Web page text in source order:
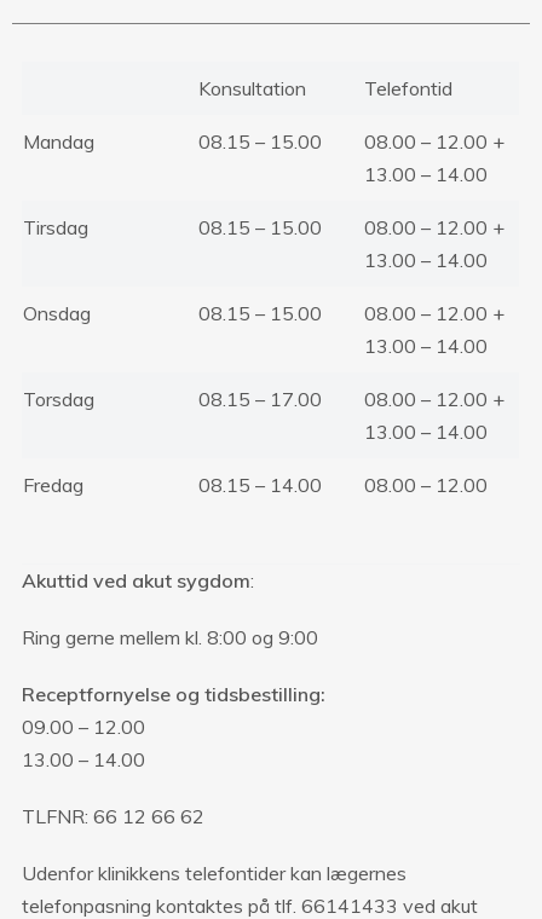
Konsultation Telefontid
Mandag 08.15 – 15.00
08.00 – 12.00 +
13.00 – 14.00
Tirsdag 08.15 – 15.00
08.00 – 12.00 +
13.00 – 14.00
Onsdag 08.15 – 15.00
08.00 – 12.00 +
13.00 – 14.00
Torsdag 08.15 – 17.00
08.00 – 12.00 +
13.00 – 14.00
Fredag 08.15 – 14.00 08.00 – 12.00
Akuttid ved akut sygdom:
Ring gerne mellem kl. 8:00 og 9:00
Receptfornyelse og tidsbestilling:
09.00 – 12.00
13.00 – 14.00
TLFNR: 66 12 66 62
Udenfor klinikkens telefontider kan lægernes
telefonpasning kontaktes på tlf. 66141433 ved akut